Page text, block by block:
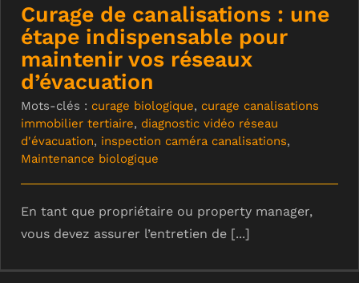
Curage de canalisations : une
étape indispensable pour
maintenir vos réseaux
d’évacuation
Mots-clés : curage biologique, curage canalisations
immobilier tertiaire, diagnostic vidéo réseau
d'évacuation, inspection caméra canalisations,
Maintenance biologique
En tant que propriétaire ou property manager,
vous devez assurer l’entretien de [...]